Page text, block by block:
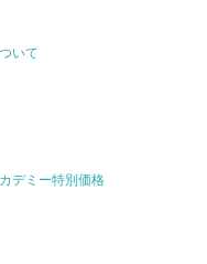
いて
デミー特別価格